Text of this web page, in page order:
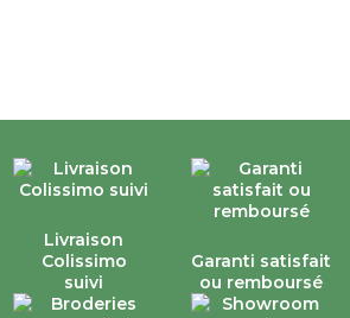
Livraison
Colissimo
suivi
Garanti satisfait
ou remboursé